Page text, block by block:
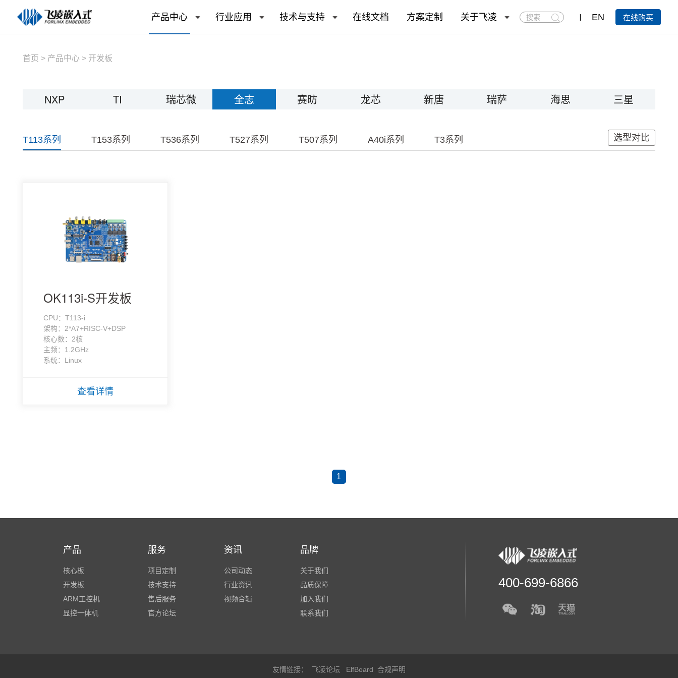
产品中心 行业应用 技术与支持 在线文档 方案定制 关于飞凌
搜
索
EN 在线购买
首页 > 产品中心 > 开发板
NXP TI 瑞芯微 全志 赛昉 龙芯 新唐 瑞萨 海思 三星
T113系列 T153系列 T536系列 T527系列 T507系列 A40i系列 T3系列 选型对比
OK113i-S开发板
CPU：T113-i
架构：2*A7+RISC-V+DSP
核心数：2核
主频：1.2GHz
系统：Linux
查看详情
1
产品
核心板
开发板
ARM工控机
显控一体机
服务
项目定制
技术支持
售后服务
官方论坛
资讯
公司动态
行业资讯
视频合辑
品牌
关于我们
品质保障
加入我们
联系我们
400-699-6866
友情链接： 飞凌论坛 ElfBoard 合规声明